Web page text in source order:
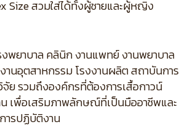
Size สวมใส่ได้ทั้งผู้ชายและผู้หญิง
พยาบาล คลินิก งานแพทย์ งานพยาบาล
านอุตสาหกรรม โรงงานผลิต สถาบันการ
ย รวมถึงองค์กรที่ต้องการเสื้อกาวน์
เพื่อเสริมภาพลักษณ์ที่เป็นมืออาชีพและ
ารปฏิบัติงาน